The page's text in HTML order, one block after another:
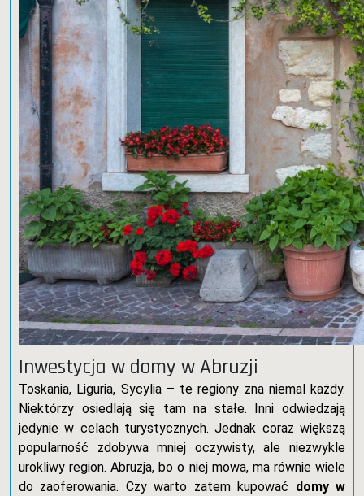
Inwestycja w domy w Abruzji
Toskania, Liguria, Sycylia – te regiony zna niemal każdy.
Niektórzy osiedlają się tam na stałe. Inni odwiedzają
jedynie w celach turystycznych. Jednak coraz większą
popularność zdobywa mniej oczywisty, ale niezwykle
urokliwy region. Abruzja, bo o niej mowa, ma równie wiele
do zaoferowania. Czy warto zatem kupować domy w